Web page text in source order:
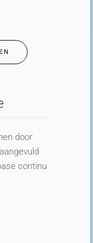
door
continu